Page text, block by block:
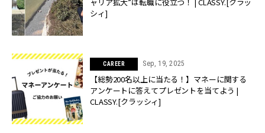
シィ]
CAREER Sep, 19, 2025
【総勢200名以上に当たる！】マネーに関する
アンケートに答えてプレゼントを当てよう |
CLASSY.[クラッシィ]